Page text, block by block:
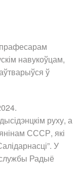
навукоўцам,
ў
руху, а
СССР, які
У
службы Радыё